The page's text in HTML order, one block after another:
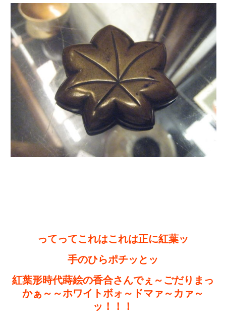
ってってこれはこれは正に紅葉ッ
手のひらポチッとッ
紅葉形時代蒔絵の香合さんでぇ～ごだりまっ
かぁ～～ホワイトボォ～ドマァ～カァ～
ッ！！！